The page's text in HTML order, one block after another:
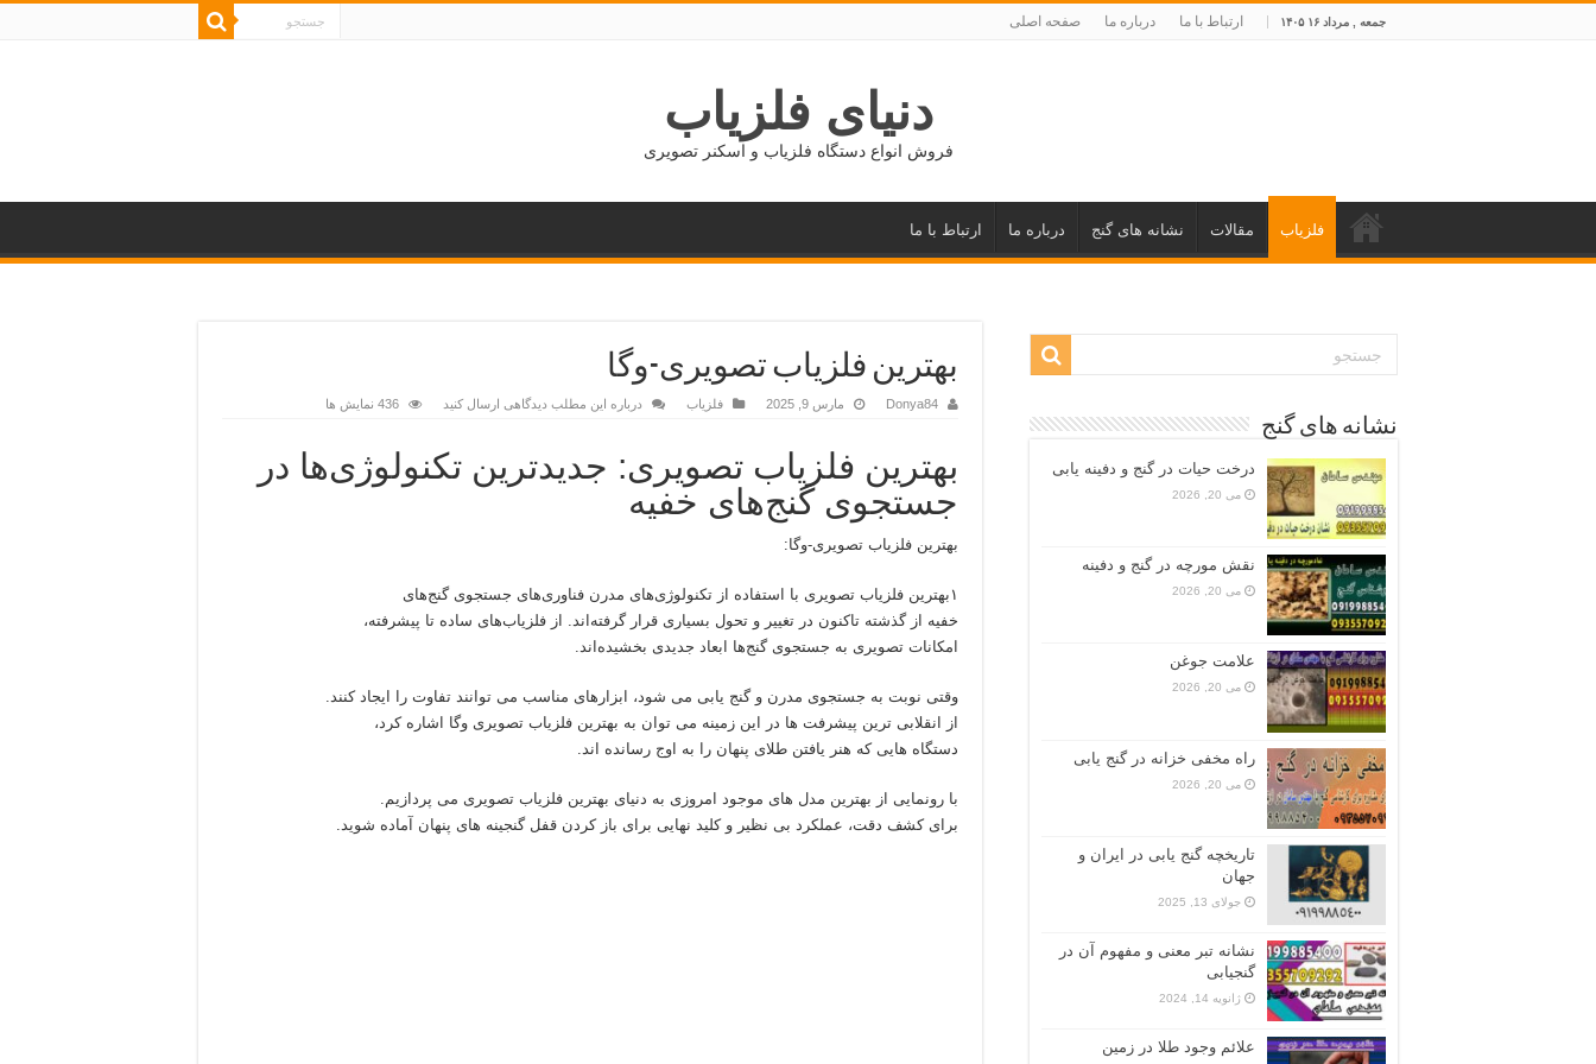
جمعه , مرداد ۱۶ ۱۴۰۵ ارتباط با ما درباره ما صفحه اصلی
دنیای فلزیاب
فروش انواع دستگاه فلزیاب و اسکنر تصویری
فلزیاب مقالات نشانه های گنج درباره ما ارتباط با ما
بهترین فلزیاب تصویری-وگا
Donya84 مارس 9, 2025 فلزیاب درباره این مطلب دیدگاهی ارسال کنید 436 نمایش ها
بهترین فلزیاب تصویری: جدیدترین تکنولوژی‌ها در
جستجوی گنج‌های خفیه
بهترین فلزیاب تصویری-وگا:
۱بهترین فلزیاب تصویری با استفاده از تکنولوژی‌های مدرن فناوری‌های جستجوی گنج‌های
خفیه از گذشته‌ تاکنون در تغییر و تحول بسیاری قرار گرفته‌اند. از فلزیاب‌های ساده تا پیشرفته،
امکانات تصویری به جستجوی گنج‌ها ابعاد جدیدی بخشیده‌اند.
وقتی نوبت به جستجوی مدرن و گنج یابی می شود، ابزارهای مناسب می توانند تفاوت را ایجاد کنند.
از انقلابی ترین پیشرفت ها در این زمینه می توان به بهترین فلزیاب تصویری وگا اشاره کرد،
دستگاه هایی که هنر یافتن طلای پنهان را به اوج رسانده اند.
با رونمایی از بهترین مدل های موجود امروزی به دنیای بهترین فلزیاب تصویری می پردازیم.
برای کشف دقت، عملکرد بی نظیر و کلید نهایی برای باز کردن قفل گنجینه های پنهان آماده شوید.
نشانه های گنج
درخت حیات در گنج و دفینه یابی
می 20, 2026
نقش مورچه در گنج و دفینه
می 20, 2026
علامت جوغن
می 20, 2026
راه مخفی خزانه در گنج یابی
می 20, 2026
تاریخچه گنج‌ یابی در ایران و
جهان
جولای 13, 2025
نشانه تبر معنی و مفهوم آن در
گنجیابی
ژانویه 14, 2024
علائم وجود طلا در زمین